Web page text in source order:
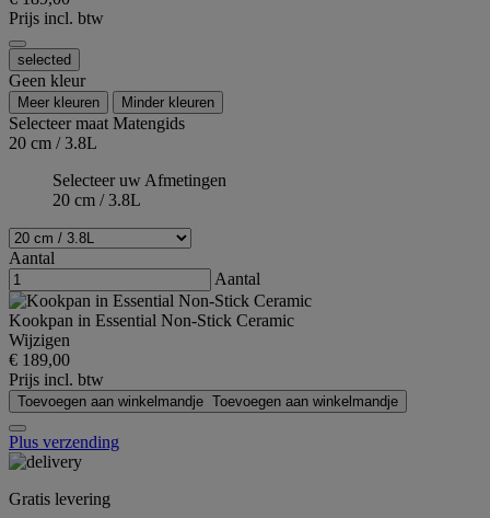
Prijs incl. btw
selected
Geen kleur
Meer kleuren Minder kleuren
Selecteer maatMatengids
20 cm / 3.8L
Selecteer uw Afmetingen
20 cm / 3.8L
Aantal
Aantal
Kookpan in Essential Non-Stick Ceramic
Wijzigen
€ 189,00
Prijs incl. btw
Toevoegen aan winkelmandje Toevoegen aan winkelmandje
Plus verzending
Gratis levering